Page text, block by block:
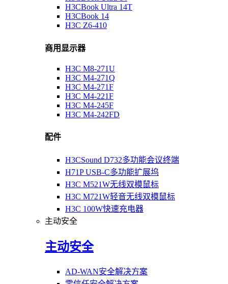
H3CBook Ultra 14T
H3CBook 14
H3C Z6-410
商用显示器
H3C M8-271U
H3C M4-271Q
H3C M4-271F
H3C M4-221F
H3C M4-245F
H3C M4-242FD
配件
H3CSound D732多功能会议终端
H71P USB-C多功能扩展坞
H3C M521W无线双模鼠标
H3C M721W轻音无线双模鼠标
H3C 100W快速充电器
主动安全
主动安全
AD-WAN安全解决方案